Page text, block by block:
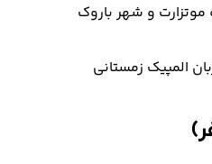
موتزارت و شهر باروک
المپیک زمستانی